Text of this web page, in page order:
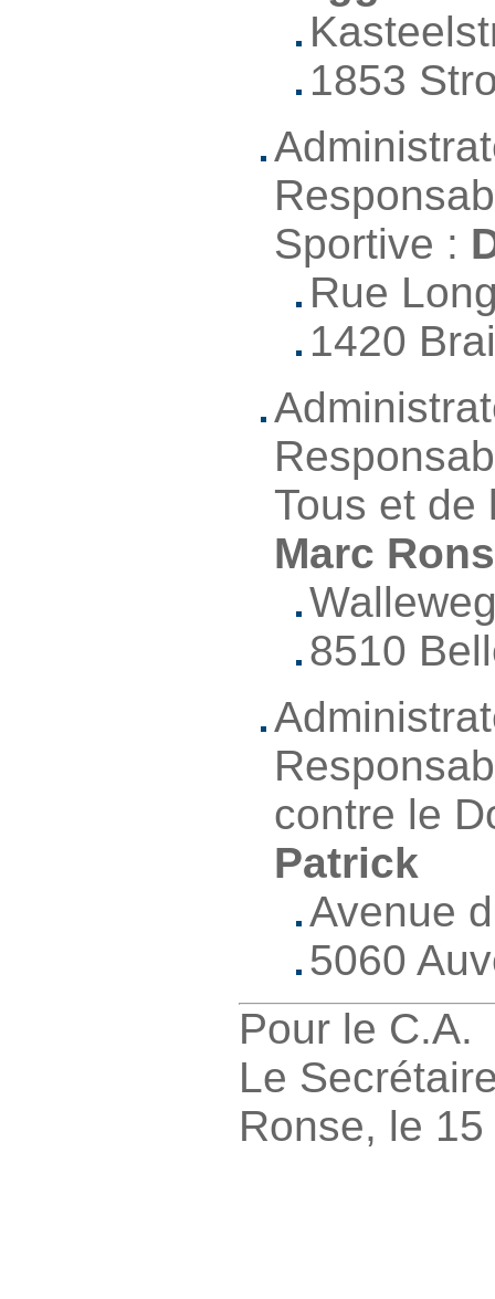
1853
Sportive :
Rue
1420
Tous et de
Marc
8510
contre le
Patrick
Avenue
5060
Pour le C.A.
Le
Ronse, le